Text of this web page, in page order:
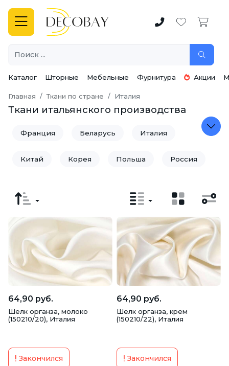
Каталог Шторные Мебельные Фурнитура Акции
Главная Ткани по стране Италия
Ткани итальянского производства
Франция Беларусь Италия
Китай Корея Польша Россия
64,90 руб.
Шелк органза, молоко
(150210/20), Италия
Закончился
64,90 руб.
Шелк органза, крем
(150210/22), Италия
Закончился